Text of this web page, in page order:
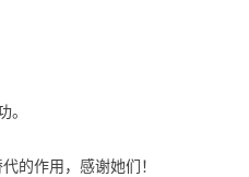
作用，感谢她们！